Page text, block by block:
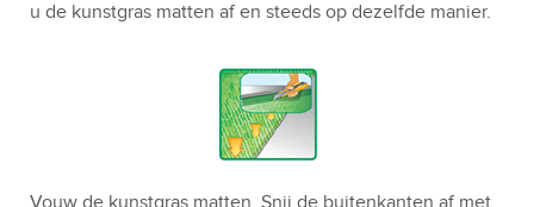
u de kunstgras matten af en steeds op dezelfde manier.